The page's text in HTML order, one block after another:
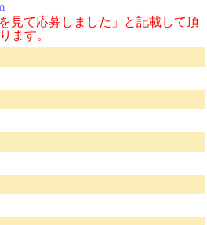
見て応募しました」と記載して頂
ます。